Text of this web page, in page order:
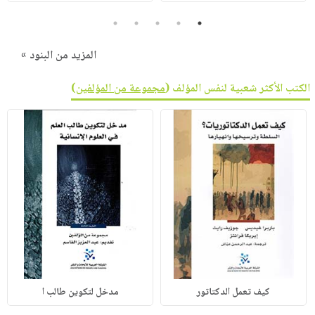
1
2
3
4
5
المزيد من البنود »
الكتب الأكثر شعبية لنفس المؤلف (مجموعة من المؤلفين)
كيف تعمل الدكتاتور مدخل لتكوين طالب ا